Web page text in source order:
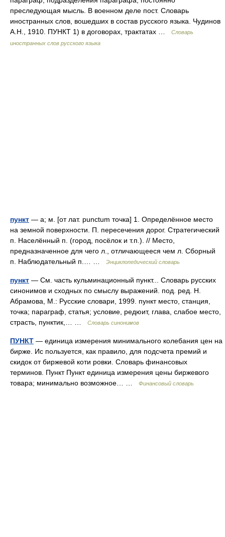
преследующая мысль. В военном деле пост. Словарь
иностранных слов, вошедших в состав русского языка. Чудинов
А.Н., 1910. ПУНКТ 1) в договорах, трактатах …
Словарь
иностранных слов русского языка
пункт — а; м. [от лат. punctum точка] 1. Определённое место
на земной поверхности. П. пересечения дорог. Стратегический
п. Населённый п. (город, посёлок и т.п.). // Место,
предназначенное для чего л., отличающееся чем л. Сборный
п. Наблюдательный п.… …
Энциклопедический словарь
пункт — См. часть кульминационный пункт... Словарь русских
синонимов и сходных по смыслу выражений. под. ред. Н.
Абрамова, М.: Русские словари, 1999. пункт место, станция,
точка; параграф, статья; условие, редюит, глава, слабое место,
страсть, пунктик,… …
Словарь синонимов
ПУНКТ — единица измерения минимального колебания цен на
бирже. Ис пользуется, как правило, для подсчета премий и
скидок от биржевой коти ровки. Словарь финансовых
терминов. Пункт Пункт единица измерения цены биржевого
товара; минимально возможное… …
Финансовый словарь